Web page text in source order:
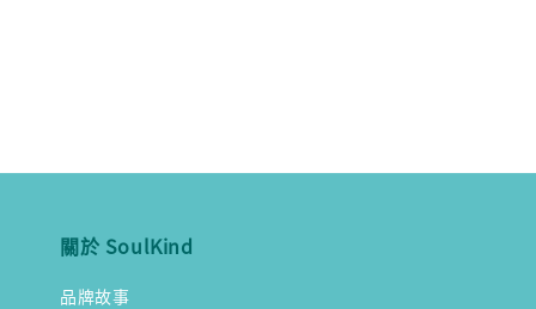
關於 SoulKind
品牌故事